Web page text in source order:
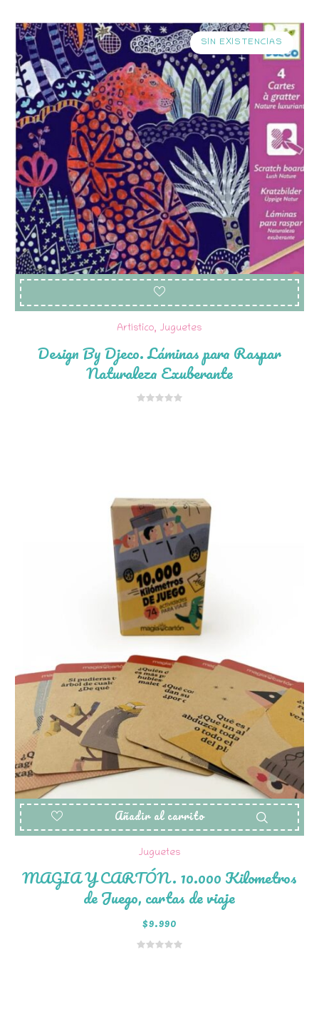
SIN EXISTENCIAS
Artístico, Juguetes
Design By Djeco. Láminas para Raspar
Naturaleza Exuberante
Añadir al carrito
Juguetes
MAGIA Y CARTÓN. 10.000 Kilometros
de Juego, cartas de viaje
$9.990